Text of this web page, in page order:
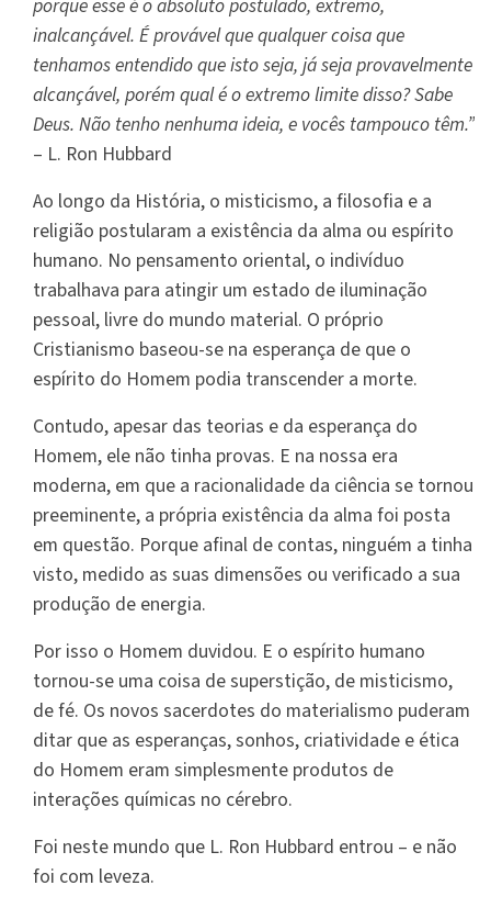
porque esse é o absoluto postulado, extremo,
inalcançável. É provável que qualquer coisa que
tenhamos entendido que isto seja, já seja provavelmente
alcançável, porém qual é o extremo limite disso? Sabe
Deus. Não tenho nenhuma ideia, e vocês tampouco têm.”
– L. Ron Hubbard
Ao longo da História, o misticismo, a filosofia e a
religião postularam a existência da alma ou espírito
humano. No pensamento oriental, o indivíduo
trabalhava para atingir um estado de iluminação
pessoal, livre do mundo material. O próprio
Cristianismo baseou-se na esperança de que o
espírito do Homem podia transcender a morte.
Contudo, apesar das teorias e da esperança do
Homem, ele não tinha provas. E na nossa era
moderna, em que a racionalidade da ciência se tornou
preeminente, a própria existência da alma foi posta
em questão. Porque afinal de contas, ninguém a tinha
visto, medido as suas dimensões ou verificado a sua
produção de energia.
Por isso o Homem duvidou. E o espírito humano
tornou-se uma coisa de superstição, de misticismo,
de fé. Os novos sacerdotes do materialismo puderam
ditar que as esperanças, sonhos, criatividade e ética
do Homem eram simplesmente produtos de
interações químicas no cérebro.
Foi neste mundo que L. Ron Hubbard entrou – e não
foi com leveza.